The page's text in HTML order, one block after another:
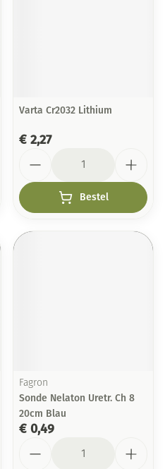
Varta Cr2032 Lithium
€ 2,27
Bestel
Fagron
Sonde Nelaton Uretr. Ch 8
20cm Blau
€ 0,49